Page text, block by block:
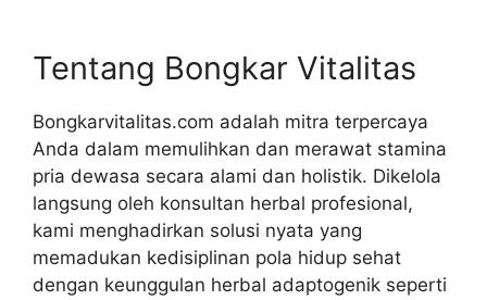
Tentang Bongkar Vitalitas
Bongkarvitalitas.com adalah mitra terpercaya
Anda dalam memulihkan dan merawat stamina
pria dewasa secara alami dan holistik. Dikelola
langsung oleh konsultan herbal profesional,
kami menghadirkan solusi nyata yang
memadukan kedisiplinan pola hidup sehat
dengan keunggulan herbal adaptogenik seperti